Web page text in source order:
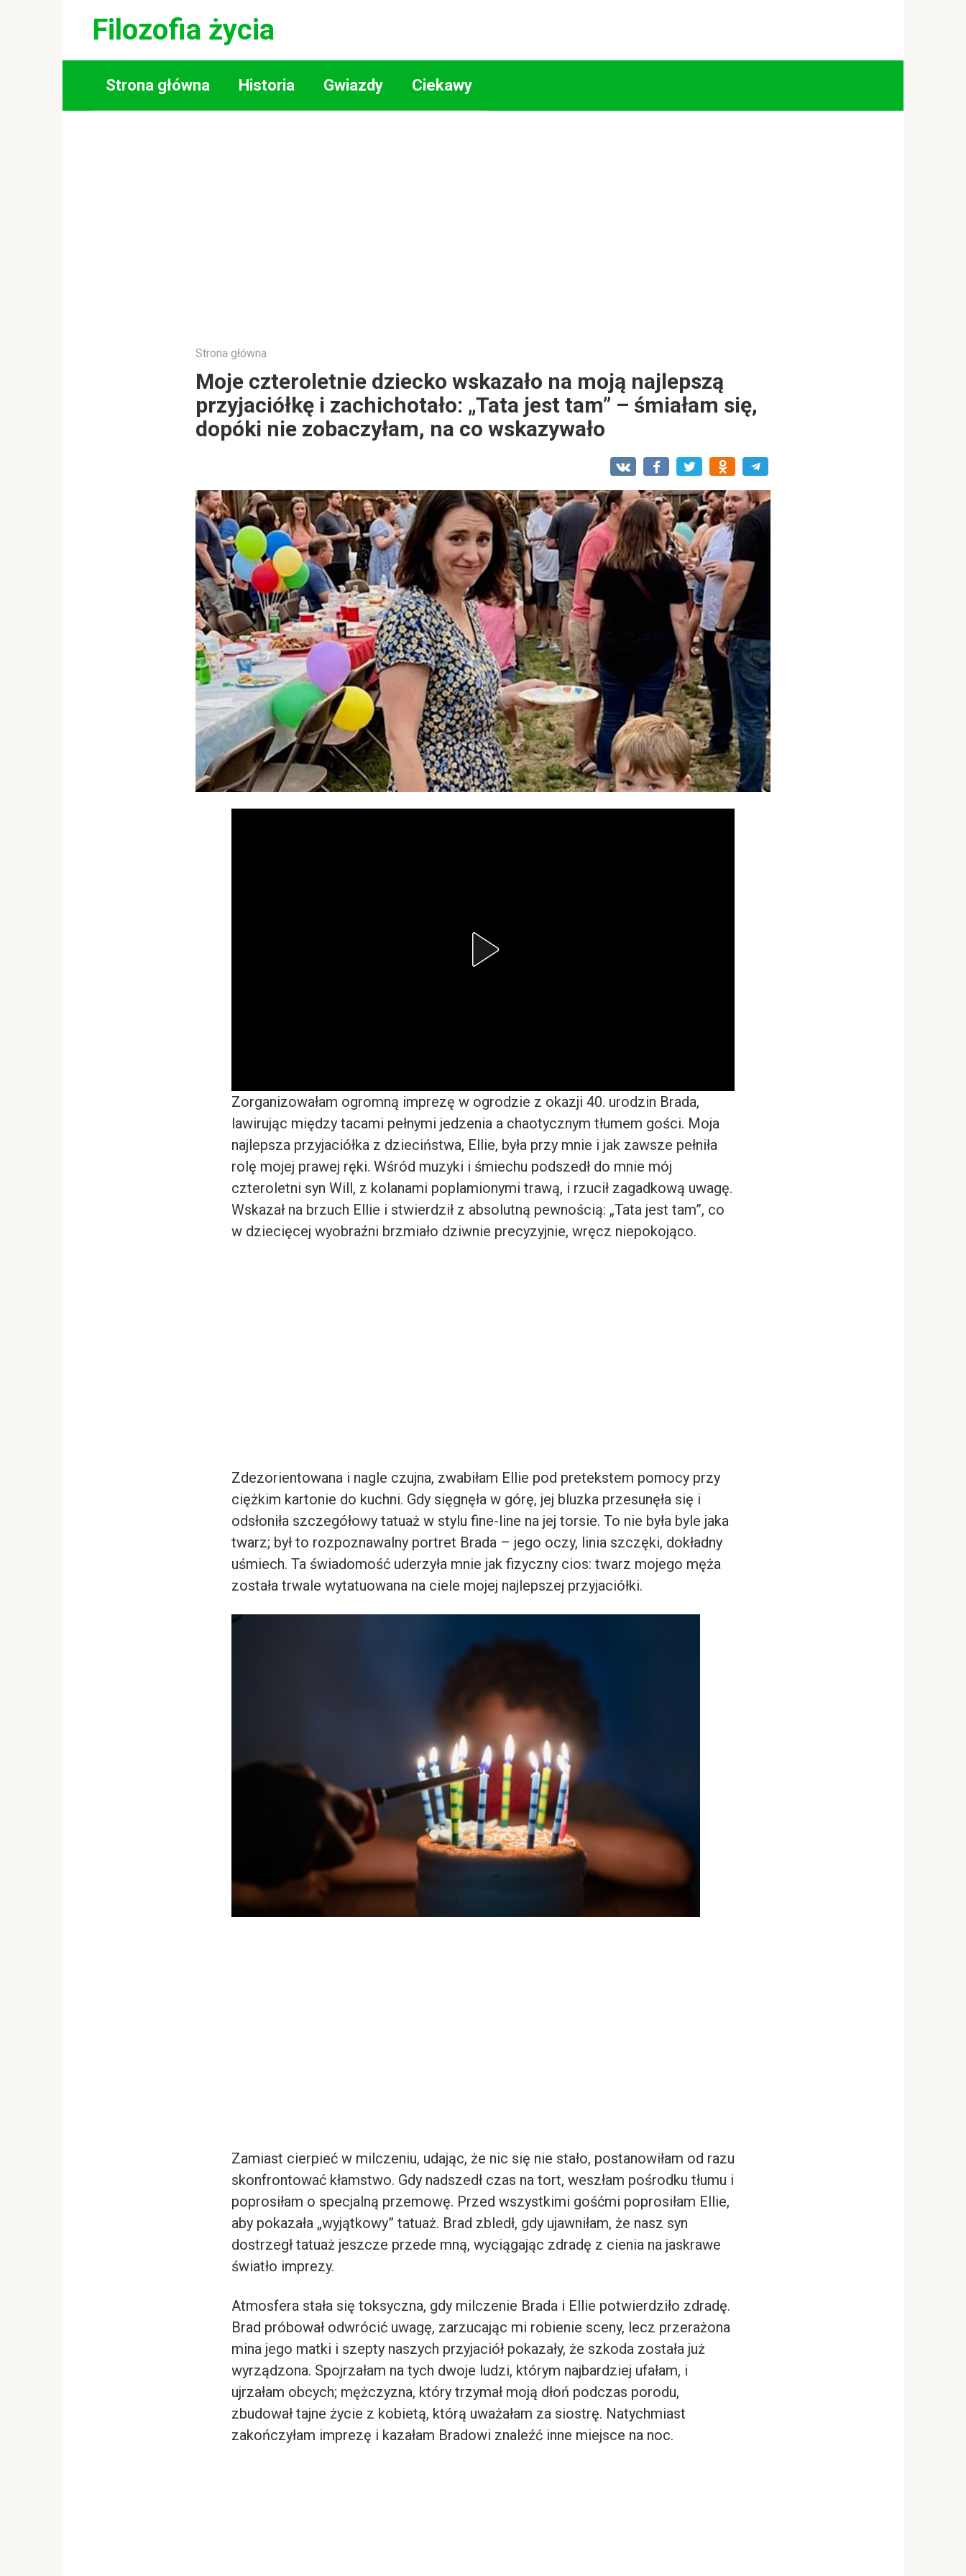
Filozofia życia
Strona główna Historia Gwiazdy Ciekawy
Strona główna
Moje czteroletnie dziecko wskazało na moją najlepszą
przyjaciółkę i zachichotało: „Tata jest tam” – śmiałam się,
dopóki nie zobaczyłam, na co wskazywało
Zorganizowałam ogromną imprezę w ogrodzie z okazji 40. urodzin Brada,
lawirując między tacami pełnymi jedzenia a chaotycznym tłumem gości. Moja
najlepsza przyjaciółka z dzieciństwa, Ellie, była przy mnie i jak zawsze pełniła
rolę mojej prawej ręki. Wśród muzyki i śmiechu podszedł do mnie mój
czteroletni syn Will, z kolanami poplamionymi trawą, i rzucił zagadkową uwagę.
Wskazał na brzuch Ellie i stwierdził z absolutną pewnością: „Tata jest tam”, co
w dziecięcej wyobraźni brzmiało dziwnie precyzyjnie, wręcz niepokojąco.
Zdezorientowana i nagle czujna, zwabiłam Ellie pod pretekstem pomocy przy
ciężkim kartonie do kuchni. Gdy sięgnęła w górę, jej bluzka przesunęła się i
odsłoniła szczegółowy tatuaż w stylu fine-line na jej torsie. To nie była byle jaka
twarz; był to rozpoznawalny portret Brada – jego oczy, linia szczęki, dokładny
uśmiech. Ta świadomość uderzyła mnie jak fizyczny cios: twarz mojego męża
została trwale wytatuowana na ciele mojej najlepszej przyjaciółki.
Zamiast cierpieć w milczeniu, udając, że nic się nie stało, postanowiłam od razu
skonfrontować kłamstwo. Gdy nadszedł czas na tort, weszłam pośrodku tłumu i
poprosiłam o specjalną przemowę. Przed wszystkimi gośćmi poprosiłam Ellie,
aby pokazała „wyjątkowy” tatuaż. Brad zbledł, gdy ujawniłam, że nasz syn
dostrzegł tatuaż jeszcze przede mną, wyciągając zdradę z cienia na jaskrawe
światło imprezy.
Atmosfera stała się toksyczna, gdy milczenie Brada i Ellie potwierdziło zdradę.
Brad próbował odwrócić uwagę, zarzucając mi robienie sceny, lecz przerażona
mina jego matki i szepty naszych przyjaciół pokazały, że szkoda została już
wyrządzona. Spojrzałam na tych dwoje ludzi, którym najbardziej ufałam, i
ujrzałam obcych; mężczyzna, który trzymał moją dłoń podczas porodu,
zbudował tajne życie z kobietą, którą uważałam za siostrę. Natychmiast
zakończyłam imprezę i kazałam Bradowi znaleźć inne miejsce na noc.